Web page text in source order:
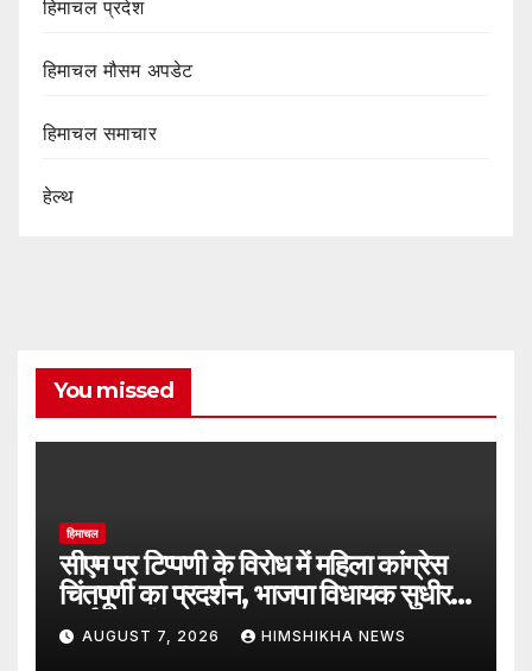
हिमाचल प्रदेश
हिमाचल मौसम अपडेट
हिमाचल समाचार
हेल्थ
You missed
हिमाचल
सीएम पर टिप्पणी के विरोध में महिला कांग्रेस
चिंतपूर्णी का प्रदर्शन, भाजपा विधायक सुधीर
शर्मा का फूंका पुतला
AUGUST 7, 2026 HIMSHIKHA NEWS